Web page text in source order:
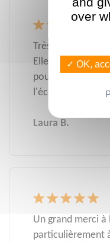
Très bonne
Elle a su prendre
pour une simple
l'écoute, je
Laura B.
Un grand merci
particulièrement
over
✓ OK,